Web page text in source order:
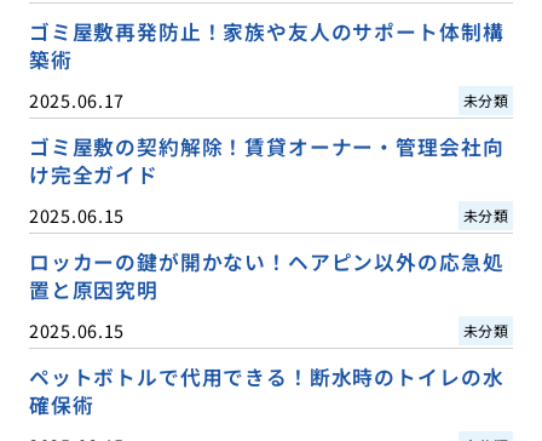
ゴミ屋敷再発防止！家族や友人のサポート体制構
築術
2025.06.17 未分類
ゴミ屋敷の契約解除！賃貸オーナー・管理会社向
け完全ガイド
2025.06.15 未分類
ロッカーの鍵が開かない！ヘアピン以外の応急処
置と原因究明
2025.06.15 未分類
ペットボトルで代用できる！断水時のトイレの水
確保術